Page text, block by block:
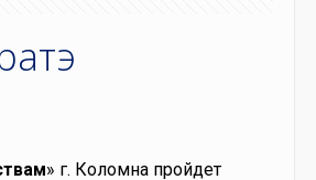
» г. Коломна пройдет